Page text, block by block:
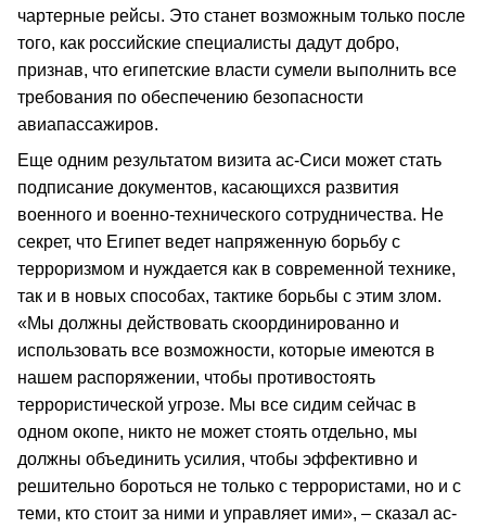
чартерные рейсы. Это станет возможным только после
того, как российские специалисты дадут добро,
признав, что египетские власти сумели выполнить все
требования по обеспечению безопасности
авиапассажиров.
Еще одним результатом визита ас-Сиси может стать
подписание документов, касающихся развития
военного и военно-технического сотрудничества. Не
секрет, что Египет ведет напряженную борьбу с
терроризмом и нуждается как в современной технике,
так и в новых способах, тактике борьбы с этим злом.
«Мы должны действовать скоординированно и
использовать все возможности, которые имеются в
нашем распоряжении, чтобы противостоять
террористической угрозе. Мы все сидим сейчас в
одном окопе, никто не может стоять отдельно, мы
должны объединить усилия, чтобы эффективно и
решительно бороться не только с террористами, но и с
теми, кто стоит за ними и управляет ими», – сказал ас-